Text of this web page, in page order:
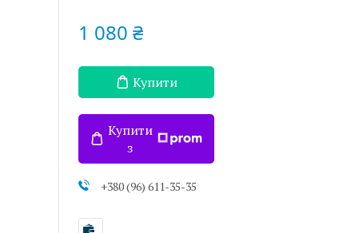
1 080 ₴
Купити
Купити
з
+380 (96) 611-35-35